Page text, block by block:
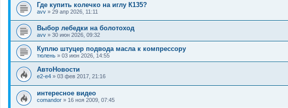
Где купить колечко на иглу К135?
avv » 29 апр 2026, 11:11
Выбор лебедки на болотоход
avv » 30 июн 2026, 09:32
Куплю штуцер подвода масла к компрессору
тюлень » 03 июн 2026, 14:55
АвтоНовости
e2-e4 » 03 фев 2017, 21:16
интересное видео
comandor » 16 ноя 2009, 07:45